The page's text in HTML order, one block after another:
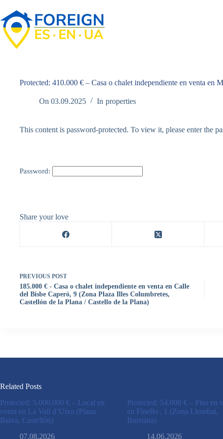
content
Protected: 410.000 € – Casa o chalet independiente en venta en
On 03.09.2025 In properties
This content is password-protected. To view it, please enter the
Password:
Share your love
PREVIOUS POST
185.000 € - Casa o chalet independiente en venta en Calle
del Bisbe Caperó, 9 (Zona Plaza Illes Columbretes,
Castellón de la Plana / Castello de la Plana)
Related Posts
Protected: 5.000.000 € – Local en
venta en La Vall d’Uixo (Plana
Baixa, Castellón)
07.08.2026
Protected: 54.000 € – Piso en
en Finello , 1 (Zona Llombai,
Burriana)
14.06.2026